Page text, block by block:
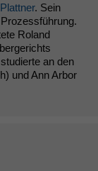
. Sein
Roland
an den
und Ann Arbor